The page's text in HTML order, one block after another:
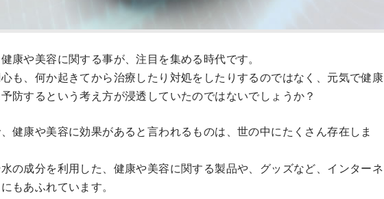
康や美容に関する事が、注目を集める時代です。
心も、何か起きてから治療したり対処をしたりするのではなく、元気で健康
防するという考え方が浸透していたのではないでしょうか？
健康や美容に効果があると言われるものは、世の中にたくさん存在しま
の成分を利用した、健康や美容に関する製品や、グッズなど、インターネ
もあふれています。